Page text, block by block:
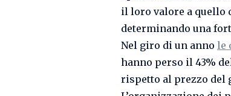
il loro valore a quello
determinando una
Nel giro di un anno le
hanno perso il 43%
rispetto al prezzo del